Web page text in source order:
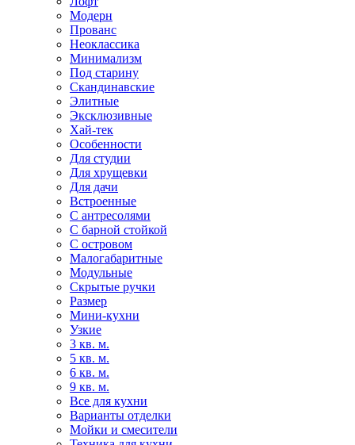
Модерн
Прованс
Неоклассика
Минимализм
Под старину
Скандинавские
Элитные
Эксклюзивные
Хай-тек
Особенности
Для студии
Для хрущевки
Для дачи
Встроенные
С антресолями
С барной стойкой
С островом
Малогабаритные
Модульные
Скрытые ручки
Размер
Мини-кухни
Узкие
3 кв. м.
5 кв. м.
6 кв. м.
9 кв. м.
Все для кухни
Варианты отделки
Мойки и смесители